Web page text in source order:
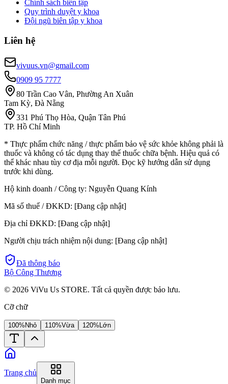
Chính sách biên tập
Quy trình duyệt y khoa
Đội ngũ biên tập y khoa
Liên hệ
vivuus.vn@gmail.com
0909 95 7777
80 Trần Cao Vân, Phường An Xuân
Tam Kỳ, Đà Nẵng
331 Phú Thọ Hòa, Quận Tân Phú
TP. Hồ Chí Minh
* Thực phẩm chức năng / thực phẩm bảo vệ sức khỏe không phải là
thuốc và không có tác dụng thay thế thuốc chữa bệnh. Hiệu quả có
thể khác nhau tùy cơ địa mỗi người. Đọc kỹ hướng dẫn sử dụng
trước khi dùng.
Hộ kinh doanh / Công ty: Nguyễn Quang Kính
Mã số thuế / ĐKKD: [Đang cập nhật]
Địa chỉ ĐKKD: [Đang cập nhật]
Người chịu trách nhiệm nội dung: [Đang cập nhật]
Đã thông báo
Bộ Công Thương
© 2026 ViVu Us STORE. Tất cả quyền được bảo lưu.
Cỡ chữ
100% Nhỏ 110%Vừa 120% Lớn
Trang chủ
Danh mục